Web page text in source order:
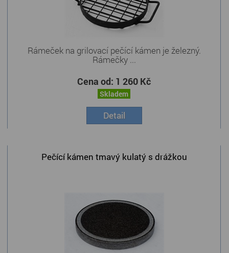
Rámeček na grilovací pečící kámen je železný.
Rámečky ...
Cena od: 1 260 Kč
Skladem
Detail
Pečící kámen tmavý kulatý s drážkou